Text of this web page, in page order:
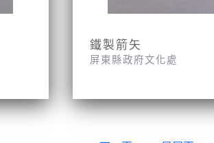
鐵製箭矢
屏東縣政府文化處